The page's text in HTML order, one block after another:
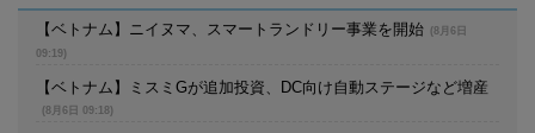
【ベトナム】ニイヌマ、スマートランドリー事業を開始
(8月6日
09:19)
【ベトナム】ミスミGが追加投資、DC向け自動ステージなど増産
(8月6日 09:18)